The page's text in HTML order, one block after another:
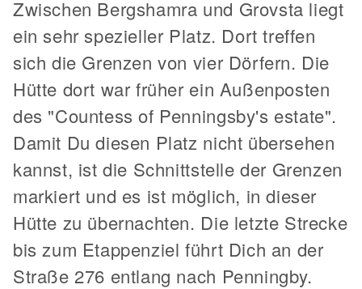
Zwischen Bergshamra und Grovsta liegt
ein sehr spezieller Platz. Dort treffen
sich die Grenzen von vier Dörfern. Die
Hütte dort war früher ein Außenposten
des "Countess of Penningsby's estate".
Damit Du diesen Platz nicht übersehen
kannst, ist die Schnittstelle der Grenzen
markiert und es ist möglich, in dieser
Hütte zu übernachten. Die letzte Strecke
bis zum Etappenziel führt Dich an der
Straße 276 entlang nach Penningby.